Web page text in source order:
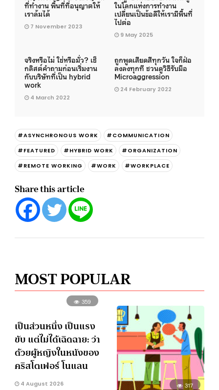
ที่ทำงาน พื้นที่ที่อนุญาตให้
เราล้มได้
7 November 2023
ในโลกแห่งการทำงาน
เปลี่ยนเป็นข้อดีให้เรามีพื้นที่
ไปต่อ
9 May 2025
จริงหรือไม่ ใช่หรือมั่ว? เช็
กลิสต์คำถามก่อนเริ่มงาน
กับบริษัทที่เป็น hybrid
work
4 March 2022
ถูกพูดเสียดสีทุกวัน ใจก็ฝ่อ
ลงลงทุกที ชวนดูวิธีรับมือ
Microaggression
24 February 2022
#ASYNCHRONOUS WORK
#COMMUNICATION
#FEATURED
#HYBRID WORK
#ORGANIZATION
#REMOTE WORKING
#WORK #WORKPLACE
Share this article
MOST POPULAR
359
เป็นส่วนหนึ่ง เป็นแรง
ขับ แต่ไม่ได้เฉิดฉาย: ว่า
ด้วยผู้หญิงในหนังของ
คริสโตเฟอร์ โนแลน
4 August 2026 317